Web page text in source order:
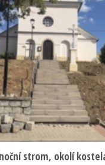
strom, okolí